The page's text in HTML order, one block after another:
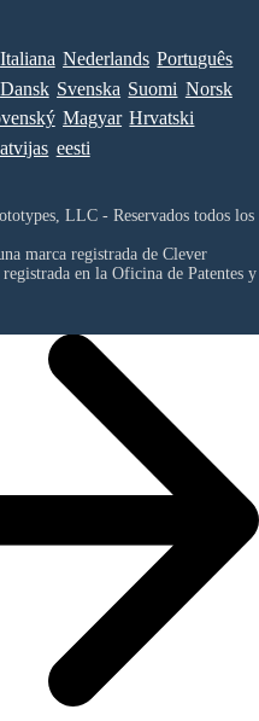
Italiana Nederlands Português
Dansk Svenska Suomi Norsk
Magyar Hrvatski
eesti
LLC - Reservados todos los
marca registrada de Clever
en la Oficina de Patentes y